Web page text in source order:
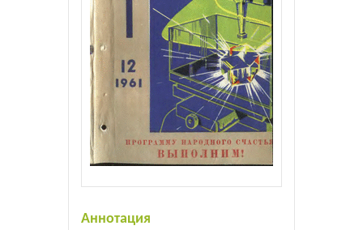
Аннотация